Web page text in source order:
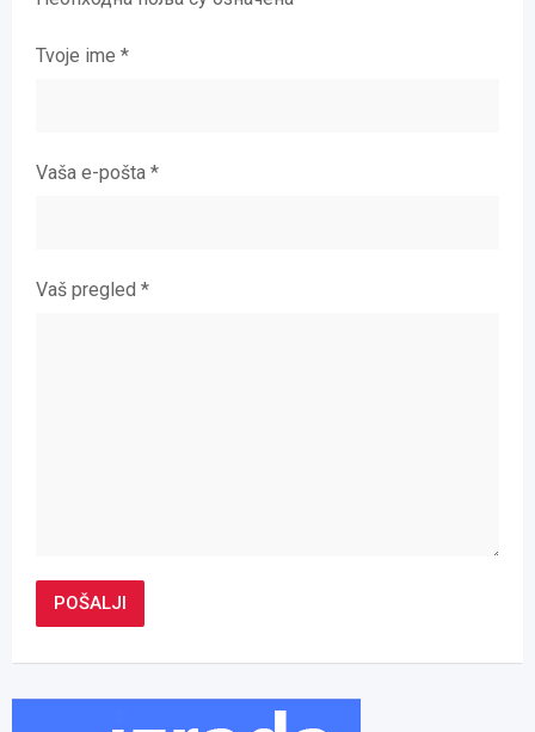
Tvoje ime *
Vaša e-pošta *
Vaš pregled *